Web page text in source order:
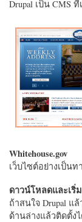
Drupal เป็น CMS
Whitehouse.gov
เว็บไซต์อย่างเป็น
ดาวน์โหลดและเริ่
ถ้าสนใจ Drupal แ
ด้านล่างแล้วติดตั้ง